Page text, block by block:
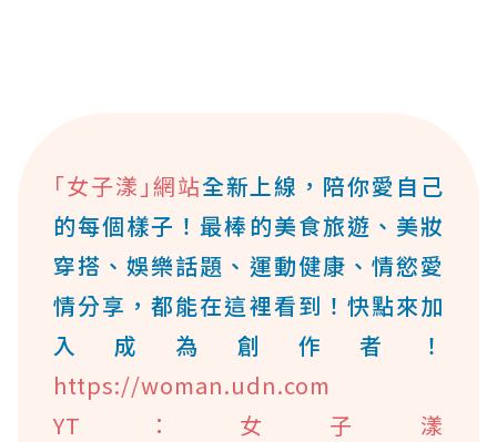
｢女子漾｣網站全新上線，陪你愛自己
的每個樣子！最棒的美食旅遊、美妝
穿搭、娛樂話題、運動健康、情慾愛
情分享，都能在這裡看到！快點來加
入成為創作者！
https://woman.udn.com
YT：女子漾